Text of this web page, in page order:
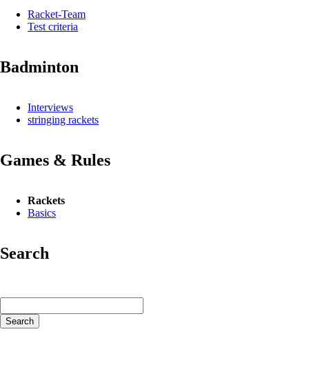
Racket-Team
Test criteria
Badminton
Interviews
stringing rackets
Games & Rules
Rackets
Basics
Search
Search